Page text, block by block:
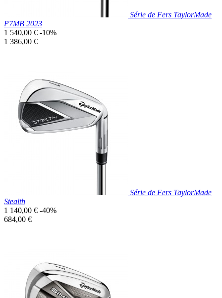
Série de Fers TaylorMade
P7MB 2023
Prix
de
1 540,00 € -10%
Prix
1 386,00 €
Prix réduit
Aperçu rapide
Série de Fers TaylorMade
Stealth
Prix
de
1 140,00 € -40%
Prix
684,00 €
Prix réduit
Aperçu rapide